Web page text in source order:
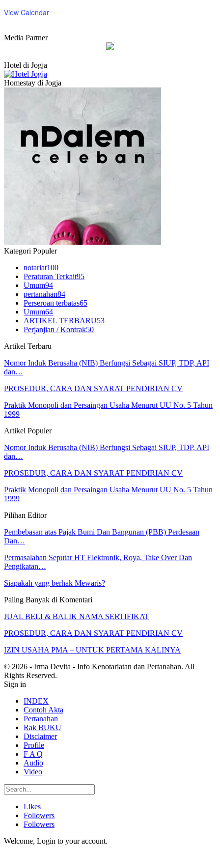
View Calendar
Media Partner
Hotel di Jogja
Homestay di Jogja
Kategori Populer
notariat100
Peraturan Terkait95
Umum94
pertanahan84
Perseroan terbatas65
Umum64
ARTIKEL TERBARU53
Perjanjian / Kontrak50
Artikel Terbaru
Nomor Induk Berusaha (NIB) Berfungsi Sebagai SIUP, TDP, API
dan…
PROSEDUR, CARA DAN SYARAT PENDIRIAN CV
Praktik Monopoli dan Persaingan Usaha Menurut UU No. 5 Tahun
1999
Artikel Populer
Nomor Induk Berusaha (NIB) Berfungsi Sebagai SIUP, TDP, API
dan…
PROSEDUR, CARA DAN SYARAT PENDIRIAN CV
Praktik Monopoli dan Persaingan Usaha Menurut UU No. 5 Tahun
1999
Pilihan Editor
Pembebasan atas Pajak Bumi Dan Bangunan (PBB) Perdesaan
Dan…
Permasalahan Seputar HT Elektronik, Roya, Take Over Dan
Pengikatan…
Siapakah yang berhak Mewaris?
Paling Banyak di Komentari
JUAL BELI & BALIK NAMA SERTIFIKAT
PROSEDUR, CARA DAN SYARAT PENDIRIAN CV
IZIN USAHA PMA – UNTUK PERTAMA KALINYA
© 2026 - Irma Devita - Info Kenotariatan dan Pertanahan. All
Rights Reserved.
Sign in
INDEX
Contoh Akta
Pertanahan
Rak BUKU
Disclaimer
Profile
F A Q
Audio
Video
Likes
Followers
Followers
Welcome, Login to your account.